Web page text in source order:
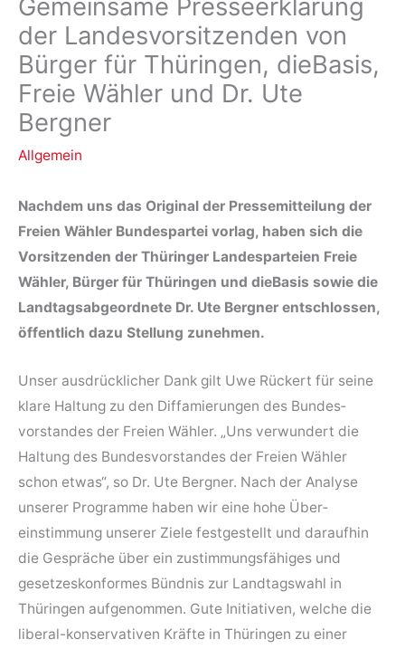
Gemeinsame Presseerklärung
der Landesvorsitzenden von
Bürger für Thüringen, dieBasis,
Freie Wähler und Dr. Ute
Bergner
Allgemein
Nachdem uns das Original der Presse­mitteilung der
Freien Wähler Bundes­partei vorlag, haben sich die
Vorsitzenden der Thüringer Landes­parteien Freie
Wähler, Bürger für Thüringen und dieBasis sowie die
Land­tags­abgeordnete Dr. Ute Bergner entschlossen,
öffentlich dazu Stellung zunehmen.
Unser ausdrücklicher Dank gilt Uwe Rückert für seine
klare Haltung zu den Diffamierungen des Bundes­
vorstandes der Freien Wähler. „Uns verwundert die
Haltung des Bundes­vorstandes der Freien Wähler
schon etwas“, so Dr. Ute Bergner. Nach der Analyse
unserer Programme haben wir eine hohe Über­
einstimmung unserer Ziele festgestellt und daraufhin
die Gespräche über ein zustimmungs­fähiges und
gesetzes­konformes Bündnis zur Landtags­wahl in
Thüringen aufgenommen. Gute Initiativen, welche die
liberal-konservativen Kräfte in Thüringen zu einer